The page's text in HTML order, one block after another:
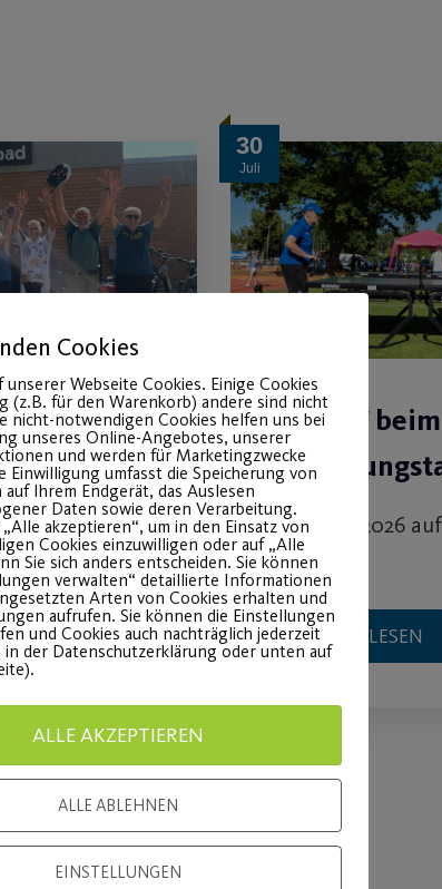
auf zwei
30.07. -
Truppe
30
Juli
Post SV beim
am 16.08.2026
Wiese
WEITERLESEN
Cookies
Webseite Cookies. Einige Cookies
(z.B. für den Warenkorb) andere sind nicht
nicht-notwendigen Cookies helfen uns bei
unseres Online-Angebotes, unserer
und werden für Marketingzwecke
Einwilligung umfasst die Speicherung von
Ihrem Endgerät, das Auslesen
Daten sowie deren Verarbeitung.
„Alle akzeptieren“, um in den Einsatz von
Cookies einzuwilligen oder auf „Alle
Sie sich anders entscheiden. Sie können
verwalten“ detaillierte Informationen
Arten von Cookies erhalten und
aufrufen. Sie können die Einstellungen
und Cookies auch nachträglich jederzeit
in der Datenschutzerklärung oder unten auf
ALLE AKZEPTIEREN
ALLE ABLEHNEN
EINSTELLUNGEN